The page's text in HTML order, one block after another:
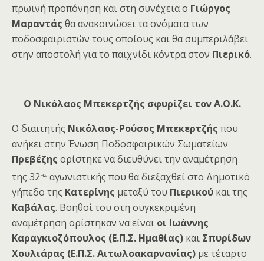
πρωινή προπόνηση και στη συνέχεια ο Γιώργος
Μαραντάς θα ανακοινώσει τα ονόματα των
ποδοσφαιριστών τους οποίους και θα συμπεριλάβει
στην αποστολή για το παιχνίδι κόντρα στον Πιερικό.
Ο Νικόλαος Μπεκερτζής σφυρίζει τον Α.Ο.Κ.
Ο διαιτητής Νικόλαος-Ρούσος Μπεκερτζής που
ανήκει στην Ένωση Ποδοσφαιρικών Σωματείων
Πρεβέζης ορίστηκε να διευθύνει την αναμέτρηση
της 32ης αγωνιστικής που θα διεξαχθεί στο Δημοτικό
γήπεδο της Κατερίνης μεταξύ του Πιερικού και της
Καβάλας. Βοηθοί του στη συγκεκριμένη
αναμέτρηση ορίστηκαν να είναι οι Ιωάννης
Καραγκιοζόπουλος (Ε.Π.Σ. Ημαθίας) και Σπυρίδων
Χουλιάρας (Ε.Π.Σ. Αιτωλοακαρνανίας) με τέταρτο